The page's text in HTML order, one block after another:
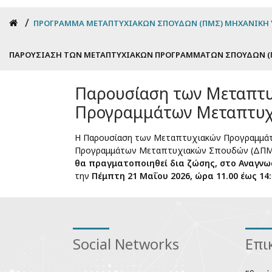
Breadcrumb
ΠΡΌΓΡΑΜΜΑ ΜΕΤΑΠΤΥΧΙΑΚΏΝ ΣΠΟΥΔΏΝ (ΠΜΣ) ΜΗΧΑΝΙΚΉ
ΠΑΡΟΥΣΊΑΣΗ ΤΩΝ ΜΕΤΑΠΤΥΧΙΑΚΏΝ ΠΡΟΓΡΑΜΜΆΤΩΝ
Παρουσίαση των
Προγραμμάτων
Η Παρουσίαση των Μεταπτυχιακών
Προγραμμάτων Μεταπτυχιακών Σπουδών
θα πραγματοποιηθεί δια ζώσης, στο
την Πέμπτη 21 Μαΐου 2026, ώρα 11.00 έως
Social Networks